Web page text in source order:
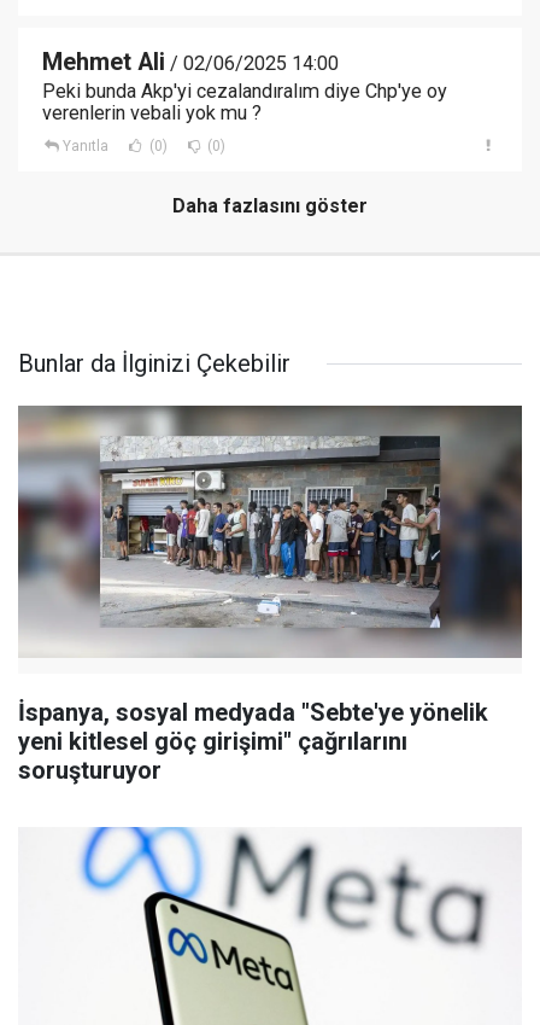
Mehmet Ali / 02/06/2025 14:00
Peki bunda Akp'yi cezalandıralım diye Chp'ye oy
verenlerin vebali yok mu ?
Yanıtla (0) (0)
Daha fazlasını göster
Bunlar da İlginizi Çekebilir
İspanya, sosyal medyada "Sebte'ye yönelik
yeni kitlesel göç girişimi" çağrılarını
soruşturuyor